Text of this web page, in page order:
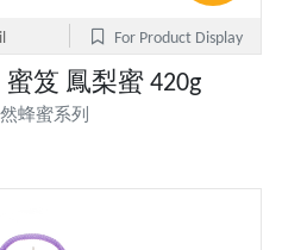
For Product Display
蜜笈 鳳梨蜜 420g
蜂蜜系列